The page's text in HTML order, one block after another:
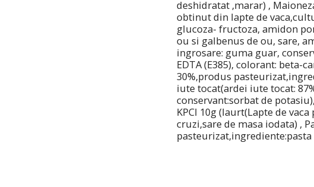
deshidratat ,marar) ,
obtinut din lapte de
glucoza- fructoza, amidon
ou si galbenus de ou, sare,
ingrosare: guma guar,
EDTA (E385), colorant: beta-
30%,produs
iute tocat(ardei iute tocat:
conservant:sorbat de
KPCI 10g (Iaurt(Lapte de
cruzi,sare de masa iodata) ,
pasteurizat,ingrediente:pasta